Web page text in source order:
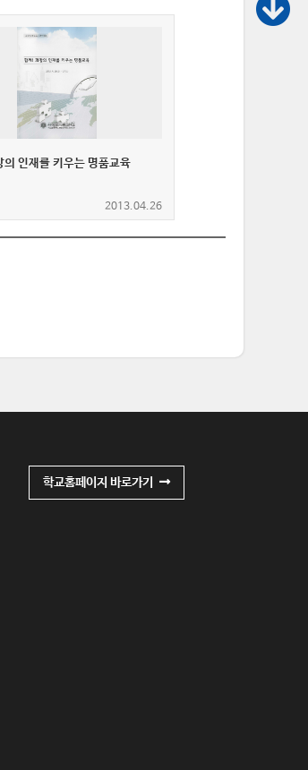
의 인재를 키우는 명품교육
2013.04.26
학교홈페이지 바로가기